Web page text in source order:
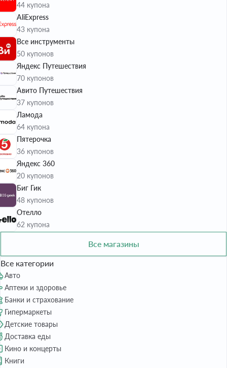
44 купона
AliExpress
43 купона
Все инструменты
50 купонов
Яндекс Путешествия
70 купонов
Авито Путешествия
37 купонов
Ламода
64 купона
Пятерочка
36 купонов
Яндекс 360
20 купонов
Биг Гик
48 купонов
Отелло
62 купона
Все магазины
Все категории
Авто
Аптеки и здоровье
Банки и страхование
Гипермаркеты
Детские товары
Доставка еды
Кино и концерты
Книги